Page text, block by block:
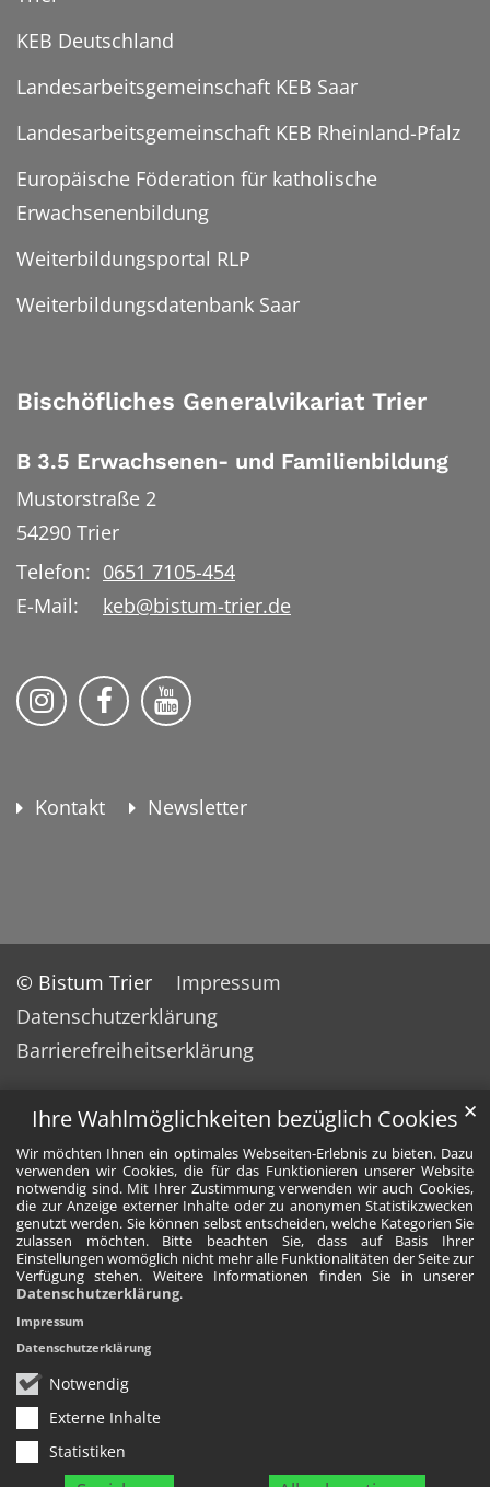
Ihre Wahlmöglichkeiten bezüglich Cookies
Wir möchten Ihnen ein optimales Webseiten-Erlebnis zu bieten. Dazu
verwenden wir Cookies, die für das Funktionieren unserer Website
notwendig sind. Mit Ihrer Zustimmung verwenden wir auch Cookies,
die zur Anzeige externer Inhalte oder zu anonymen Statistikzwecken
genutzt werden. Sie können selbst entscheiden, welche Kategorien Sie
zulassen möchten. Bitte beachten Sie, dass auf Basis Ihrer
Einstellungen womöglich nicht mehr alle Funktionalitäten der Seite zur
Verfügung stehen. Weitere Informationen finden Sie in unserer
Datenschutzerklärung.
Notwendig
Externe Inhalte
Statistiken
✕
Impressum
Datenschutzerklärung
KEB Deutschland
Landesarbeitsgemeinschaft KEB Saar
Landesarbeitsgemeinschaft KEB Rheinland-Pfalz
Europäische Föderation für katholische
Erwachsenenbildung
Weiterbildungsportal RLP
Weiterbildungsdatenbank Saar
Bischöfliches Generalvikariat Trier
B 3.5 Erwachsenen- und Familienbildung
Mustorstraße 2
54290 Trier
Telefon: 0651 7105-454
E-Mail:
keb@bistum-trier.de
KEB Bildung Leben auf Instagram
KEB Bildung Leben auf Facebook
KEB Bildung Leben auf
Kontakt Newsletter
© Bistum Trier
Impressum
Datenschutzerklärung
Barrierefreiheitserklärung